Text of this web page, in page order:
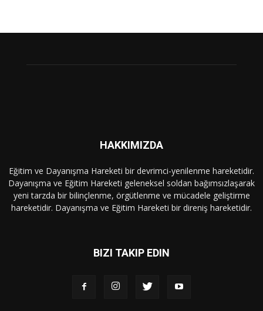
HAKKIMIZDA
Eğitim ve Dayanışma Hareketi bir devrimci-yenilenme hareketidir.
Dayanışma ve Eğitim Hareketi geleneksel soldan bağımsızlaşarak
yeni tarzda bir bilinçlenme, örgütlenme ve mücadele geliştirme
hareketidir. Dayanışma ve Eğitim Hareketi bir direniş hareketidir.
BIZI TAKIP EDIN